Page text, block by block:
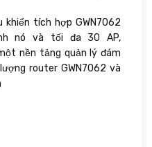
khiển tích hợp GWN7062
nó và tối đa 30 AP,
nền tảng quản lý đám
router GWN7062 và